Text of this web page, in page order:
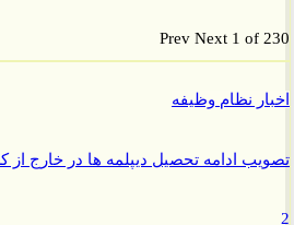
PrevNext 1 of
نظام وظیفه
ادامه تحصیل دیپلمه ها در خارج از کشور